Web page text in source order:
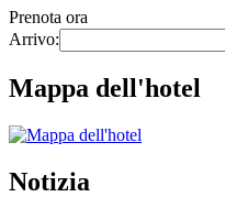
Prenota ora
Arrivo:
Mappa dell'hotel
Notizia